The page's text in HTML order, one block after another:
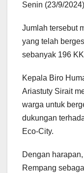
Senin (23/9/
Jumlah tersebut
yang telah
sebanyak 196
Kepala Biro
Ariastuty Sirait
warga untuk
dukungan
Eco-City.
Dengan
Rempang